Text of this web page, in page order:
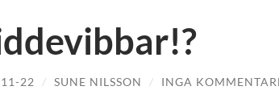
22 / SUNE NILSSON / INGA